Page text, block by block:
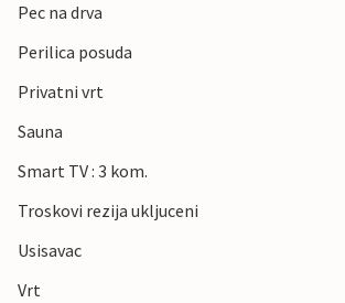
Pec na drva
Perilica posuda
Privatni vrt
Sauna
Smart TV : 3 kom.
Troskovi rezija ukljuceni
Usisavac
Vrt